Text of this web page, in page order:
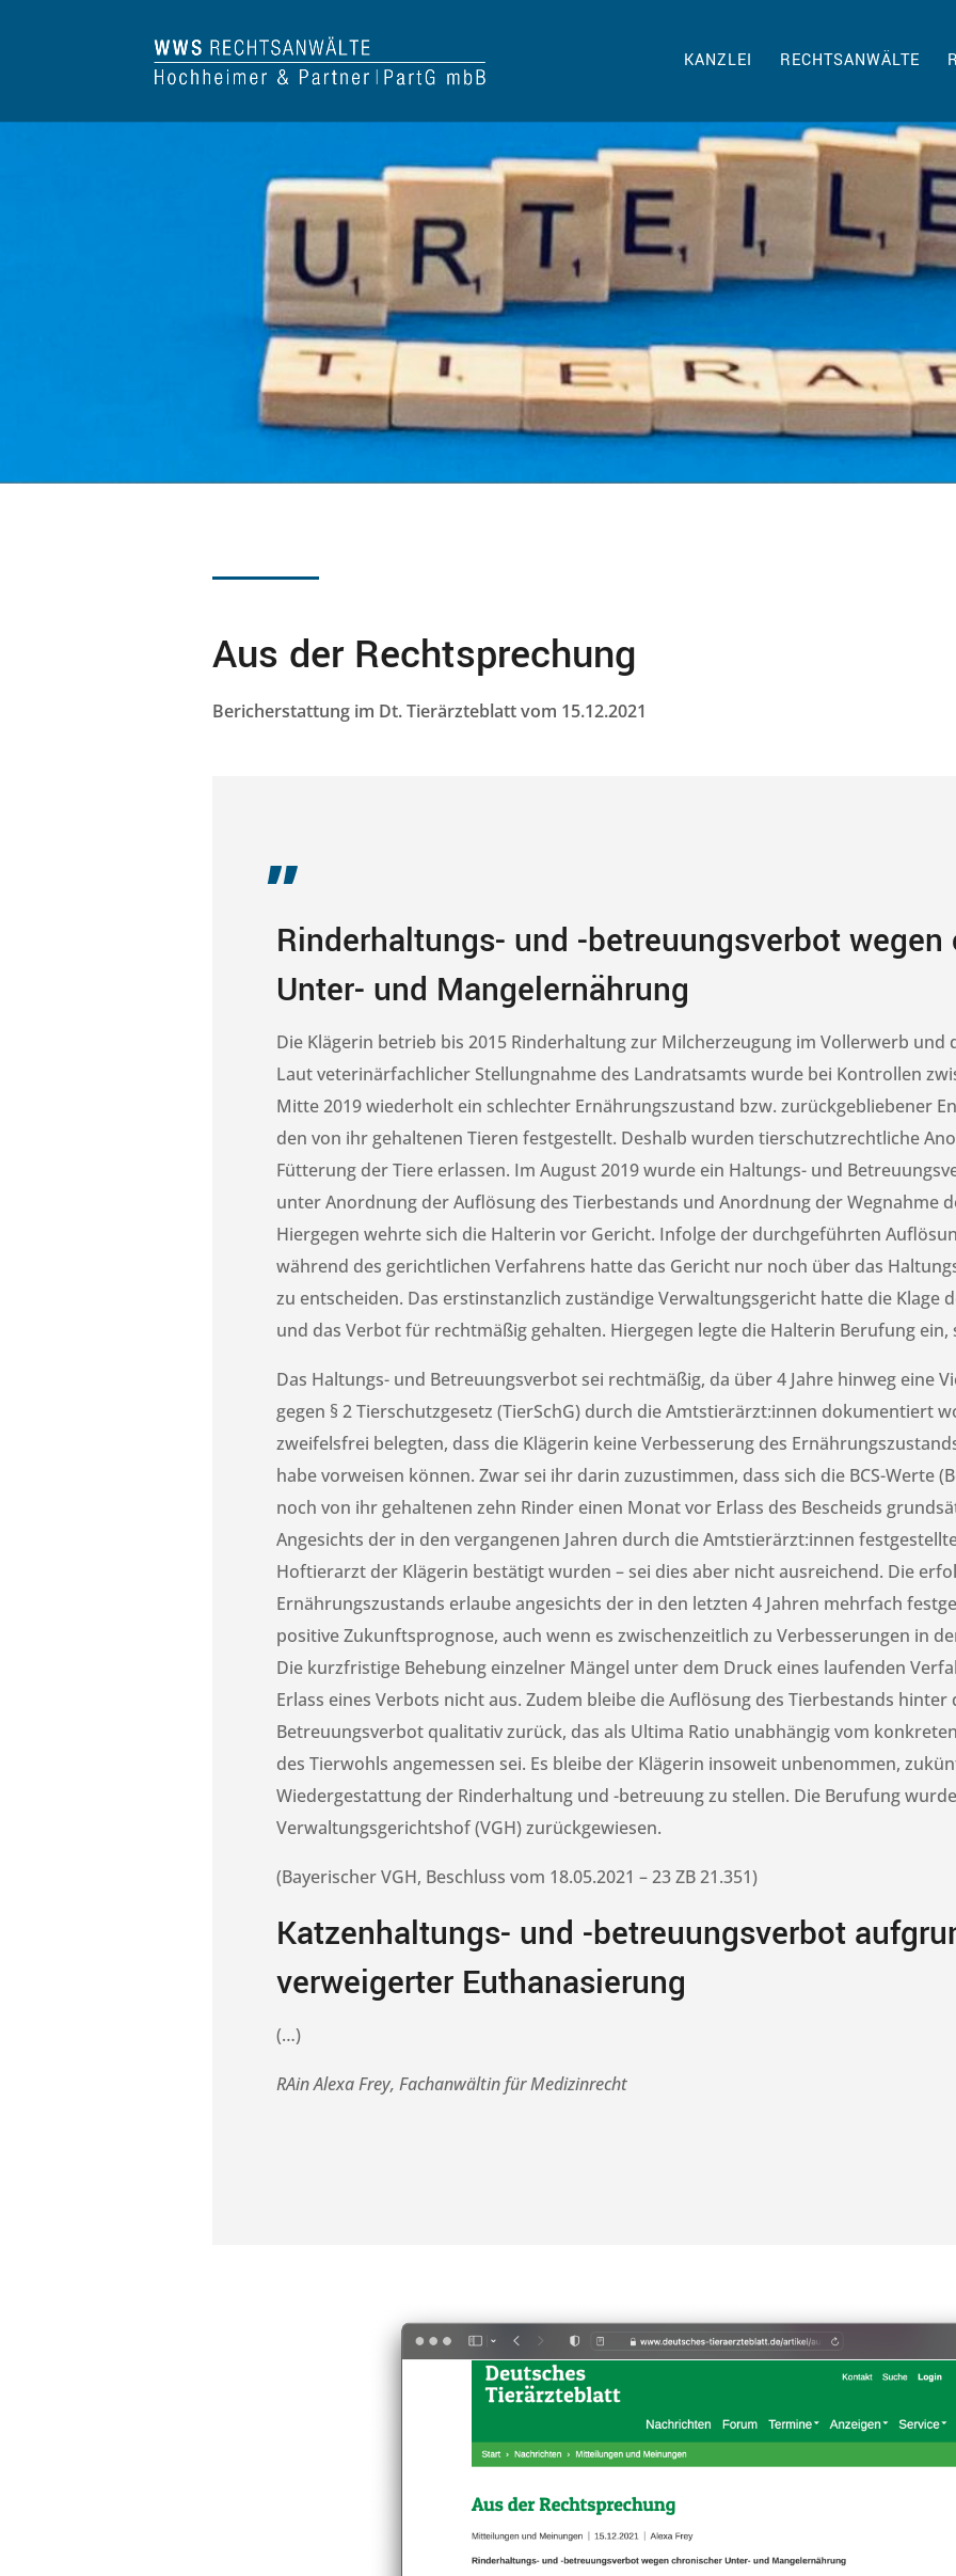
KANZLEI RECHTSANWÄLTE
Aus der Rechtsprechung
Bericherstattung im Dt. Tierärzteblatt vom 15.12.2021
„
Rinderhaltungs- und -betreuungsverbot
Unter- und Mangelernährung
Die Klägerin betrieb bis 2015 Rinderhaltung zur Milcherzeugung im Vollerwerb und
Laut veterinärfachlicher Stellungnahme des Landratsamts wurde bei Kontrollen
Mitte 2019 wiederholt ein schlechter Ernährungszustand bzw. zurückgebliebener
den von ihr gehaltenen Tieren festgestellt. Deshalb wurden tierschutzrechtliche
Fütterung der Tiere erlassen. Im August 2019 wurde ein Haltungs- und
unter Anordnung der Auflösung des Tierbestands und Anordnung der Wegnahme
Hiergegen wehrte sich die Halterin vor Gericht. Infolge der durchgeführten
während des gerichtlichen Verfahrens hatte das Gericht nur noch über das
zu entscheiden. Das erstinstanzlich zuständige Verwaltungsgericht hatte die Klage
und das Verbot für rechtmäßig gehalten. Hiergegen legte die Halterin Berufung
Das Haltungs- und Betreuungsverbot sei rechtmäßig, da über 4 Jahre hinweg eine
gegen § 2 Tierschutzgesetz (TierSchG) durch die Amtstierärzt:innen dokumentiert
zweifelsfrei belegten, dass die Klägerin keine Verbesserung des
habe vorweisen können. Zwar sei ihr darin zuzustimmen, dass sich die BCS-Werte
noch von ihr gehaltenen zehn Rinder einen Monat vor Erlass des Bescheids
Angesichts der in den vergangenen Jahren durch die Amtstierärzt:innen
Hoftierarzt der Klägerin bestätigt wurden – sei dies aber nicht ausreichend. Die
Ernährungszustands erlaube angesichts der in den letzten 4 Jahren mehrfach
positive Zukunftsprognose, auch wenn es zwischenzeitlich zu Verbesserungen in
Die kurzfristige Behebung einzelner Mängel unter dem Druck eines laufenden
Erlass eines Verbots nicht aus. Zudem bleibe die Auflösung des Tierbestands
Betreuungsverbot qualitativ zurück, das als Ultima Ratio unabhängig vom
des Tierwohls angemessen sei. Es bleibe der Klägerin insoweit unbenommen,
Wiedergestattung der Rinderhaltung und -betreuung zu stellen. Die Berufung
Verwaltungsgerichtshof (VGH) zurückgewiesen.
(Bayerischer VGH, Beschluss vom 18.05.2021 – 23 ZB 21.351)
Katzenhaltungs- und -betreuungsverbot
verweigerter Euthanasierung
(…)
RAin Alexa Frey, Fachanwältin für Medizinrecht